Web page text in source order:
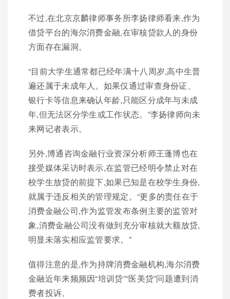
不过,在北京京麟律师事务所李扬律师看来,作为
借贷平台的海尔消费金融,在审核贷款人的身份
方面存在漏洞。
“目前大学生通常都已经年满十八周岁,高中生普
遍还属于未成年人。如果仅通过审查身份证、
银行卡等信息来确认年龄,只能区分成年与未成
年,但无法区分学生或工作状态。”李扬律师向未
来网记者表示。
另外,博通咨询金融行业资深分析师王蓬博也在
接受媒体采访时表示,在监管已经明令禁止对在
校学生放贷的前提下,如果已知是在校学生身份,
就属于违反相关的管理规定。“更多的责任在于
消费金融公司,作为监管发布条例主要的监管对
象,消费金融公司没有做到充分审核就大额放贷,
明显未落实相应监管要求。”
值得注意的是,作为持牌消费金融机构,海尔消费
金融近年来频频因“培训贷”“医美贷”问题遭到消
费者投诉。